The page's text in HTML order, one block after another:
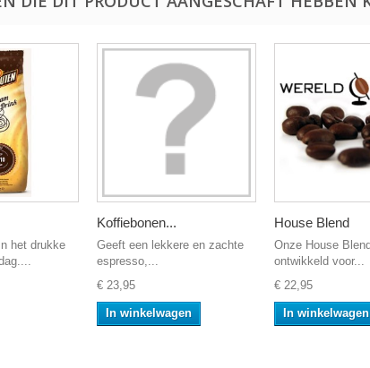
het drukke
Koffiebonen...
Geeft een lekkere en zachte
espresso,...
€ 23,95
In winkelwagen
House Blend
Onze House
ontwikkeld voor...
€ 22,95
In winkelwagen